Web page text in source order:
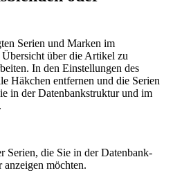
Serien und Marken im
über die Artikel zu
In den Einstellungen des
Häkchen entfernen und die Serien
in der Datenbankstruktur und im
Serien, die Sie in der Datenbank-
möchten.